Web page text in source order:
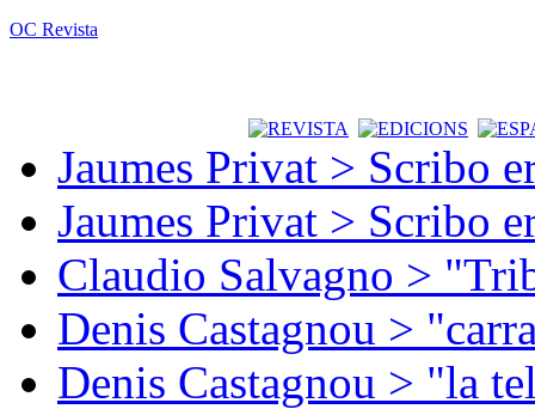
OC Revista
Jaumes Privat > Scribo
Jaumes Privat > Scribo
Claudio Salvagno >
Denis Castagnou >
Denis Castagnou > "la